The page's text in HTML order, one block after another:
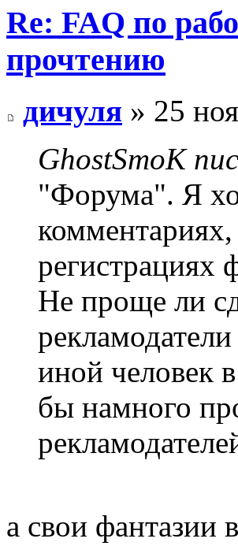
Re: FAQ по
прочтению
дичуля » 25
GhostSmoK
"Форума". Я
комментариях,
регистрациях
Не проще ли
иной человек
бы намного
а свои фантазии